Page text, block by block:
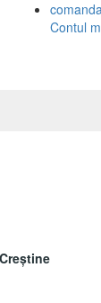
Contul